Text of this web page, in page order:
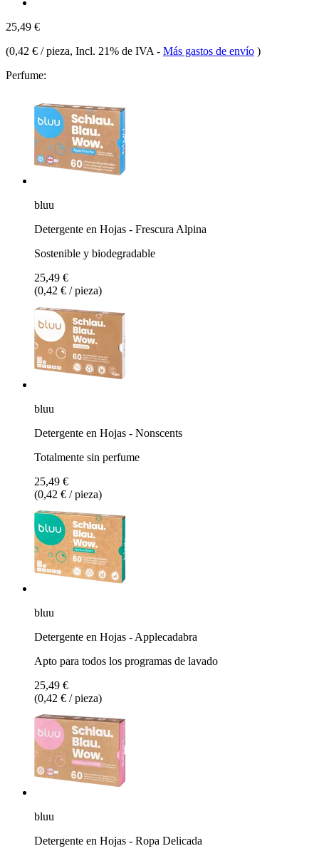
25,49 €
(0,42 € / pieza, Incl. 21% de IVA - Más gastos de envío )
Perfume:
bluu
Detergente en Hojas - Frescura Alpina
Sostenible y biodegradable
25,49 €
(0,42 € / pieza)
bluu
Detergente en Hojas - Nonscents
Totalmente sin perfume
25,49 €
(0,42 € / pieza)
bluu
Detergente en Hojas - Applecadabra
Apto para todos los programas de lavado
25,49 €
(0,42 € / pieza)
bluu
Detergente en Hojas - Ropa Delicada